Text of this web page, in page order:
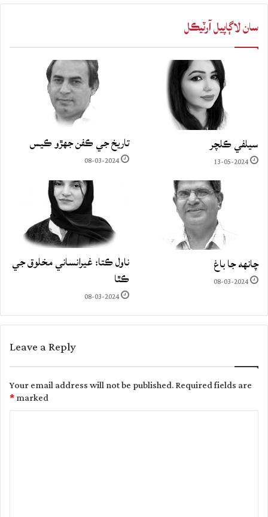
سان لاڳاپيل آرٽيڪل
سيلفي ڪلچر
13-05-2024
تاريخ جي ڪفن جھڙو ڪيس
08-03-2024
چانهه جا باغ
08-03-2024
ناول ڪتا: غيرانساني مخلوق جي
ڪٿا
08-03-2024
Leave a Reply
Your email address will not be published.Required fields are
marked
*